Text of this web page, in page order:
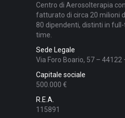
Centro di Aerosolterapia
fatturato di circa 20 milioni
80 dipendenti, distinti in
time.
Sede Legale
Via Foro Boario, 57 – 44122
Capitale sociale
500.000 €
R.E.A.
115891